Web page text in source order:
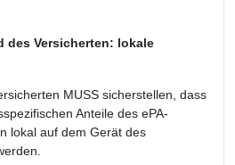
des Versicherten: lokale
MUSS sicherstellen, dass
Anteile des ePA-
lokal auf dem Gerät des